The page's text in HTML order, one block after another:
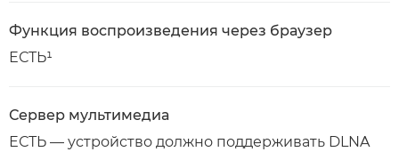
Функция воспроизведения через браузер
ЕСТЬ¹
Сервер мультимедиа
ЕСТЬ — устройство должно поддерживать DLNA